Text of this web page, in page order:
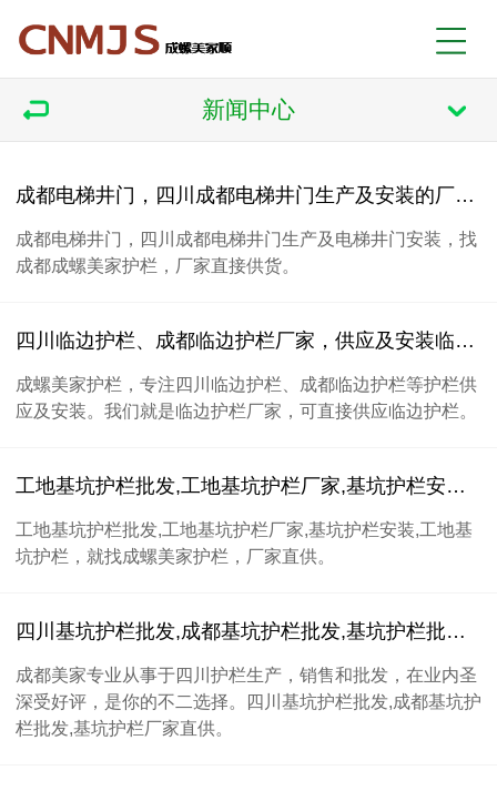
新闻中心
成都电梯井门，四川成都电梯井门生产及安装的厂家，成都成螺美家护栏
成都电梯井门，四川成都电梯井门生产及电梯井门安装，找
成都成螺美家护栏，厂家直接供货。
四川临边护栏、成都临边护栏厂家，供应及安装临边护栏
成螺美家护栏，专注四川临边护栏、成都临边护栏等护栏供
应及安装。我们就是临边护栏厂家，可直接供应临边护栏。
工地基坑护栏批发,工地基坑护栏厂家,基坑护栏安装,工地基坑护栏找成螺美家护栏
工地基坑护栏批发,工地基坑护栏厂家,基坑护栏安装,工地基
坑护栏，就找成螺美家护栏，厂家直供。
四川基坑护栏批发,成都基坑护栏批发,基坑护栏批发厂家直供
成都美家专业从事于四川护栏生产，销售和批发，在业内圣
深受好评，是你的不二选择。​四川基坑护栏批发,成都基坑护
栏批发,基坑护栏厂家直供。